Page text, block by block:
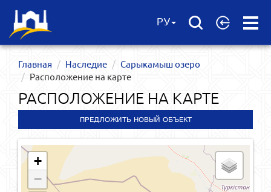
Open
РУ
Главная Наследие
Сарыкамыш озеро
Расположение на карте
РАСПОЛОЖЕНИЕ НА КАРТЕ
ПРЕДЛОЖИТЬ НОВЫЙ ОБЪЕКТ
+
−